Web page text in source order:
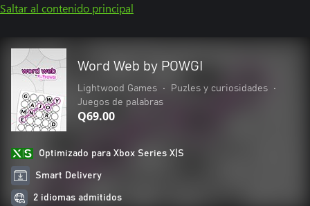
Saltar al contenido principal
Word Web by POWGI
Lightwood Games • Puzles y curiosidades
•
Juegos de palabras
Q69.00
Optimizado para Xbox Series X|S
Smart Delivery
2 idiomas admitidos